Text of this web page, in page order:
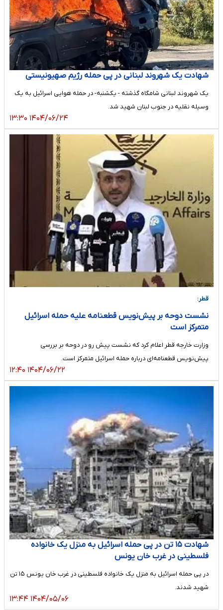
شهادت یک شهروند لبنانی در پی حمله رژیم صهیونیستی
یک شهروند لبنانی شامگاه گذشته - یکشنبه- در حمله هوایی اسرائیل به یک
وسیله نقلیه در جنوب لبنان شهید شد.
۱۴۰۴/۰۶/۲۴ ۱۳:۳۰
قطر:
نشست دوحه بر پیش‌نویس قطعنامه علیه حمله اسرائیل
متمرکز است
وزارت ‌خارجه قطر اعلام کرد که نشست پیش رو در دوحه بر بررسی
پیش‌نویس قطعنامه‌ای درباره حمله اسرائیل متمرکز است.
۱۴۰۴/۰۶/۲۲ ۱۲:۴۰
شهادت ۱۵ تن در پی حمله اسرائیل به منزل یک خانواده
فلسطینی در غرب خان یونس
در پی حمله اسرائیل به منزل یک خانواده فلسطینی در غرب خان یونس ۱۵ تن
شهید شدند.
۱۴۰۴/۰۵/۰۶ ۱۳:۴۴